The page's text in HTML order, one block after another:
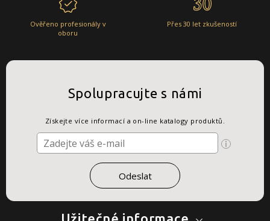
Ověřeno profesionály v
oboru
Přes 30 let zkušeností
Spolupracujte s námi
Získejte více informací a on-line katalogy produktů.